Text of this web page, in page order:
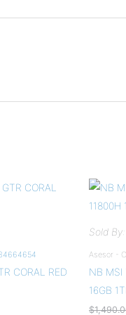
CORAL RED
Sold By:
Asesor -
NB MSI
16GB
$